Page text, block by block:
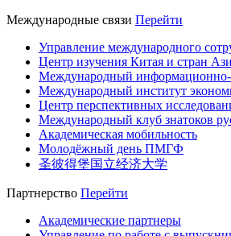
Международные связи Перейти
Управление международного
Центр изучения Китая и стран
Международный информационно-
Международный институт
Центр перспективных
Международный клуб знатоков
Академическая мобильность
Молодёжный день ПМГФ
圣彼得堡国立经济大学
Партнерство Перейти
Академические партнеры